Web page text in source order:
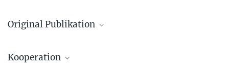
Auswärtiges wissenschaftliches Mitglied
Original Publikation
C Kuehne, A Kolarz, M Eder, J M Deussing, N J Justice, O Yizhar,
Kooperation